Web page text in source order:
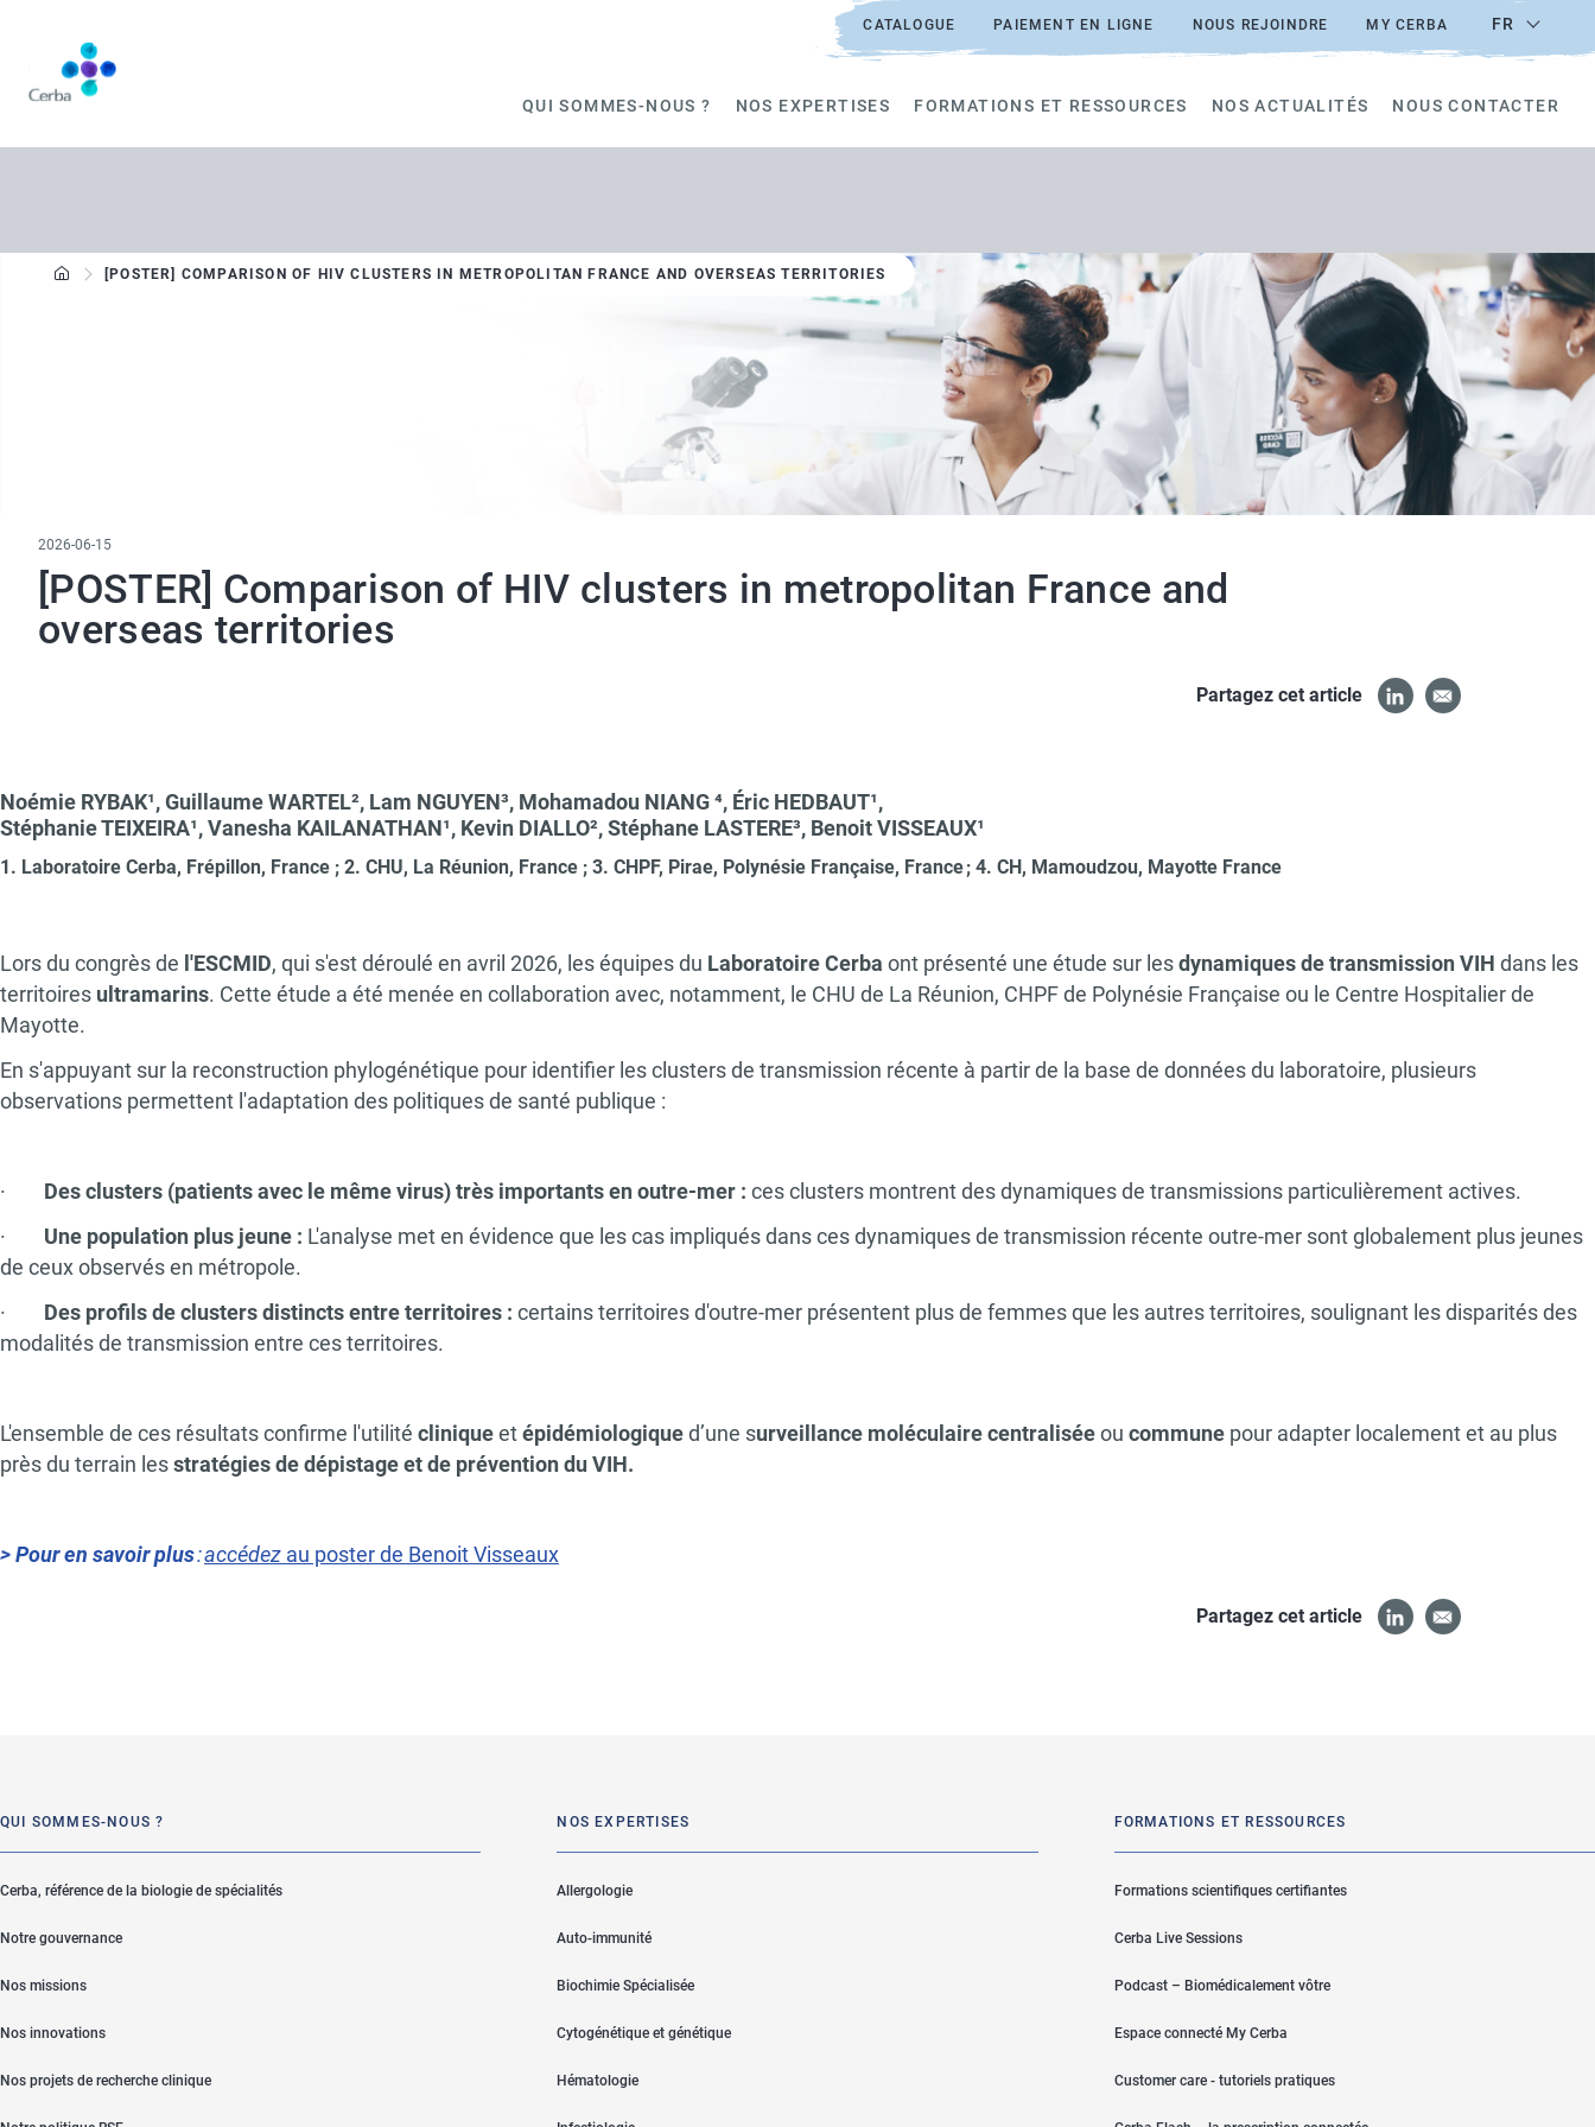
principal
CATALOGUE PAIEMENT EN LIGNE NOUS REJOINDRE MY CERBA FR
QUI SOMMES-NOUS ? NOS EXPERTISES FORMATIONS ET RESSOURCES NOS ACTUALITÉS NOUS CONTACTER
[POSTER] COMPARISON OF HIV CLUSTERS IN METROPOLITAN FRANCE AND OVERSEAS TERRITORIES
2026-06-15
[POSTER] Comparison of HIV clusters in metropolitan France and
overseas territories
Partagez cet article
Paragraphs
Text
Noémie RYBAK¹, Guillaume WARTEL², Lam NGUYEN³, Mohamadou NIANG ⁴, Éric HEDBAUT¹,
Stéphanie TEIXEIRA¹, Vanesha KAILANATHAN¹, Kevin DIALLO², Stéphane LASTERE³, Benoit VISSEAUX¹
1. Laboratoire Cerba, Frépillon, France ; 2. CHU, La Réunion, France ; 3. CHPF, Pirae, Polynésie Française, France ; 4. CH, Mamoudzou, Mayotte France
Lors du congrès de l'ESCMID, qui s'est déroulé en avril 2026, les équipes du Laboratoire Cerba ont présenté une étude sur lesdynamiques de transmission VIH dans les
territoires ultramarins. Cette étude a été menée en collaboration avec, notamment, le CHU de La Réunion, CHPF de Polynésie Française ou le Centre Hospitalier de
Mayotte.
En s'appuyant sur la reconstruction phylogénétique pour identifier les clusters de transmission récente à partir de la base de données du laboratoire, plusieurs
observations permettent l'adaptation des politiques de santé publique :
· Des clusters (patients avec le même virus) très importants en outre-mer : ces clusters montrent des dynamiques de transmissions particulièrement actives.
· Une population plus jeune : L'analyse met en évidence que les cas impliqués dans ces dynamiques de transmission récente outre-mer sont globalement plus jeunes
de ceux observés en métropole.
· Des profils de clusters distincts entre territoires : certains territoires d'outre-mer présentent plus de femmes que les autres territoires, soulignant les disparités des
modalités de transmission entre ces territoires.
L'ensemble de ces résultats confirme l'utilité cliniqueetépidémiologiqued’une surveillance moléculaire centraliséeou commune pour adapter localement et au plus
près du terrain lesstratégies de dépistage et de prévention du VIH.
> Pour en savoir plus:accédez au poster de Benoit Visseaux
Partagez cet article
QUI SOMMES-NOUS ?
Cerba, référence de la biologie de spécialités
Notre gouvernance
Nos missions
Nos innovations
Nos projets de recherche clinique
NOS EXPERTISES
Allergologie
Auto-immunité
Biochimie Spécialisée
Cytogénétique et génétique
Hématologie
FORMATIONS ET RESSOURCES
Formations scientifiques certifiantes
Cerba Live Sessions
Podcast – Biomédicalement vôtre
Espace connecté My Cerba
Customer care - tutoriels pratiques